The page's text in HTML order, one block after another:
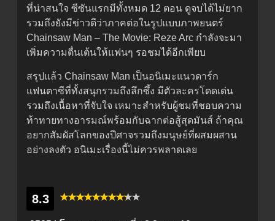
ที่น่าสนใจ ซีซันแรกมีทั้งหมด 12 ตอน ดูจบได้ไม่ยาก
รวมถึงยังมีข่าวดีว่าภาคต่อในรูปแบบภาพยนตร์
Chainsaw Man – The Movie: Reze Arc กำลังจะมา
เพิ่มความตื่นเต้นให้แฟนๆ รอชมได้อีกเพียบ
สรุปแล้ว Chainsaw Man เป็นอนิเมะแนวดาร์ก
แฟนตาซีที่ทั้งสนุกรวมถึงลึกซึ้ง มีตัวละครโดดเด่น
รวมถึงเนื้อหาที่จับใจ เหมาะสำหรับผู้ชมที่ชอบความ
ท้าทายทางอารมณ์พร้อมกับฉากต่อสู้สุดมันส์ ถ้าคุณ
อยากสัมผัสโลกของปีศาจรวมถึงมนุษย์ที่ผสมผสาน
อย่างลงตัว อนิเมะเรื่องนี้ไม่ควรพลาดเลย
8.3